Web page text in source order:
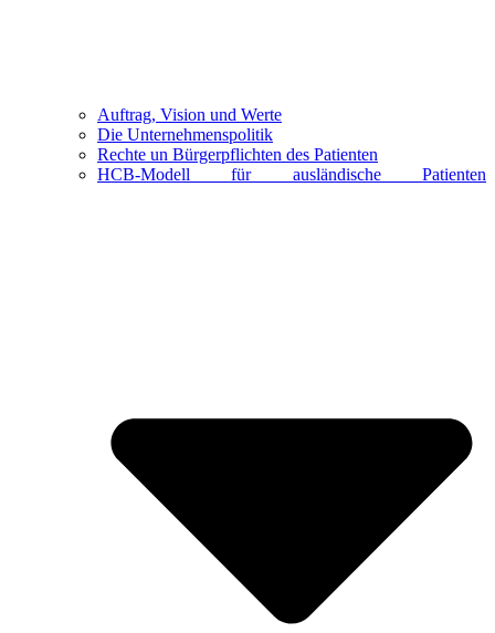
Auftrag, Vision und Werte
Die Unternehmenspolitik
Rechte un Bürgerpflichten des Patienten
HCB-Modell für ausländische Patienten